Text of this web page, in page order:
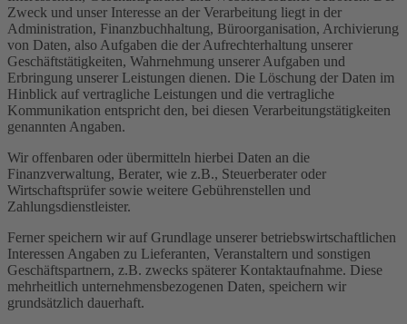
Zweck und unser Interesse an der Verarbeitung liegt in der
Administration, Finanzbuchhaltung, Büroorganisation, Archivierung
von Daten, also Aufgaben die der Aufrechterhaltung unserer
Geschäftstätigkeiten, Wahrnehmung unserer Aufgaben und
Erbringung unserer Leistungen dienen. Die Löschung der Daten im
Hinblick auf vertragliche Leistungen und die vertragliche
Kommunikation entspricht den, bei diesen Verarbeitungstätigkeiten
genannten Angaben.
Wir offenbaren oder übermitteln hierbei Daten an die
Finanzverwaltung, Berater, wie z.B., Steuerberater oder
Wirtschaftsprüfer sowie weitere Gebührenstellen und
Zahlungsdienstleister.
Ferner speichern wir auf Grundlage unserer betriebswirtschaftlichen
Interessen Angaben zu Lieferanten, Veranstaltern und sonstigen
Geschäftspartnern, z.B. zwecks späterer Kontaktaufnahme. Diese
mehrheitlich unternehmensbezogenen Daten, speichern wir
grundsätzlich dauerhaft.